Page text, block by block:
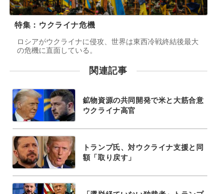
特集：ウクライナ危機
ロシアがウクライナに侵攻、世界は東西冷戦終結後最大
の危機に直面している。
関連記事
鉱物資源の共同開発で米と大筋合意
ウクライナ高官
トランプ氏、対ウクライナ支援と同
額「取り戻す」